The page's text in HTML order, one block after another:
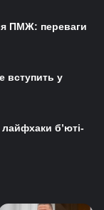
ПМЖ: переваги
вступить у
б’юті-